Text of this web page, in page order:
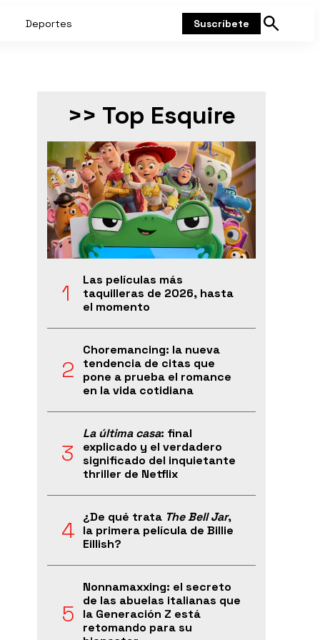
Deportes Suscríbete
Mostrar
>> Top Esquire
Las películas más
taquilleras de 2026, hasta
el momento
Choremancing: la nueva
tendencia de citas que
pone a prueba el romance
en la vida cotidiana
La última casa: final
explicado y el verdadero
significado del inquietante
thriller de Netflix
¿De qué trata The Bell Jar,
la primera película de Billie
Eillish?
Nonnamaxxing: el secreto
de las abuelas italianas que
la Generación Z está
retomando para su